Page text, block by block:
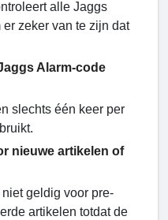
alle Jaggs
zeker van te zijn dat
Alarm-code
slechts één keer per
nieuwe artikelen of
geldig voor pre-
artikelen totdat de